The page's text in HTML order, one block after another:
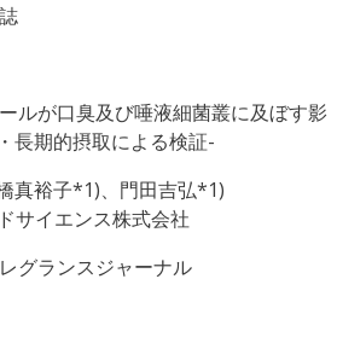
ルが口臭及び唾液細菌叢に及ぼす影
長期的摂取による検証-
真裕子*1)、門田吉弘*1)
サイエンス株式会社
レグランスジャーナル